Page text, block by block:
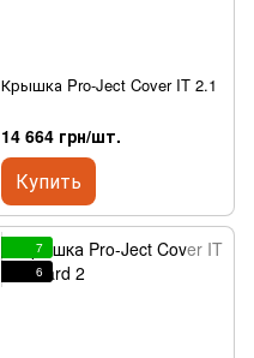
Крышка Pro-Ject Cover IT 2.1
14 664 грн/шт.
Купить
7
6